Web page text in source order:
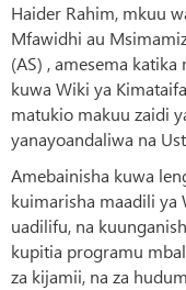
Haider Rahim, mkuu
Mfawidhi au
(AS) , amesema
kuwa Wiki ya
matukio makuu zaidi
yanayoandaliwa na
Amebainisha kuwa
kuimarisha maadili ya
uadilifu, na
kupitia programu
za kijamii, na za